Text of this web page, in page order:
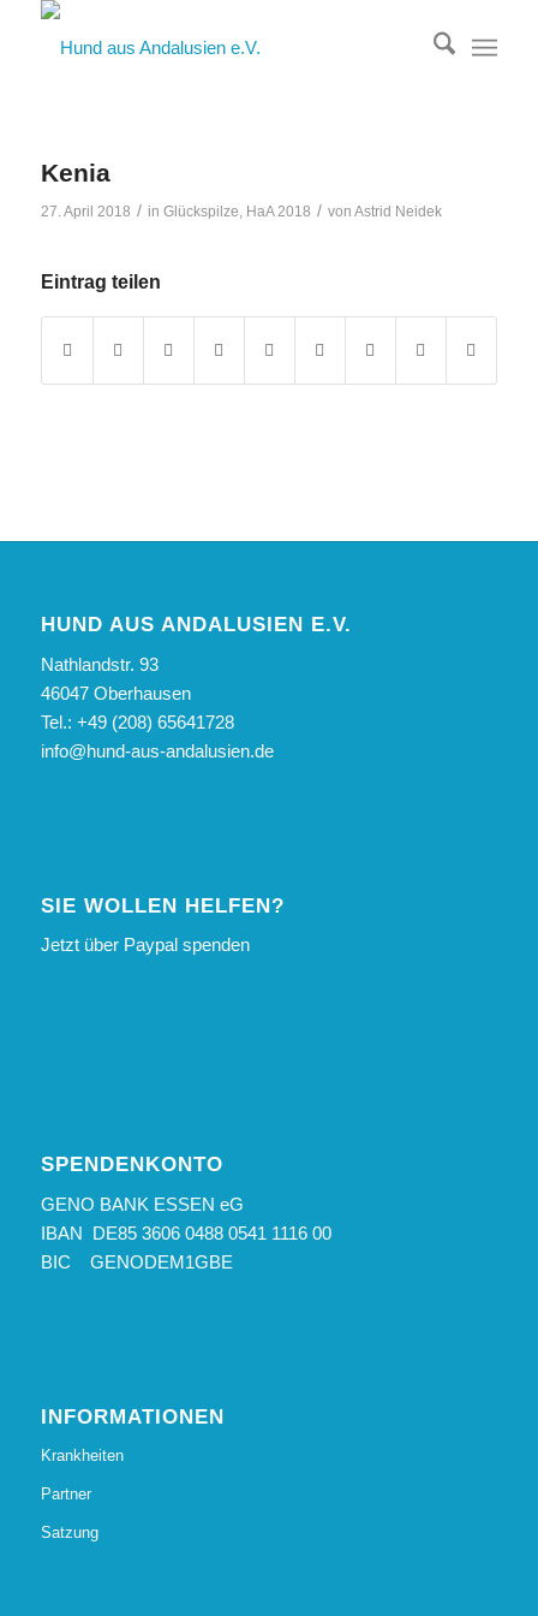
Kenia
27. April 2018 / in Glückspilze, HaA 2018 / von Astrid Neidek
Eintrag teilen
HUND AUS ANDALUSIEN E.V.
Nathlandstr. 93
46047 Oberhausen
Tel.: +49 (208) 65641728
info@hund-aus-andalusien.de
SIE WOLLEN HELFEN?
Jetzt über Paypal spenden
SPENDENKONTO
GENO BANK ESSEN eG
IBAN DE85 3606 0488 0541 1116 00
BIC GENODEM1GBE
INFORMATIONEN
Krankheiten
Partner
Satzung